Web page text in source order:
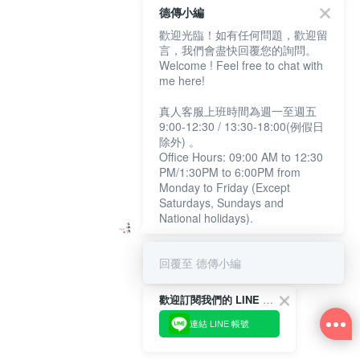
歡迎訂閱我們的 LINE 官方帳號
連結 LINE 帳號
德傳小編
歡迎光臨！如有任何問題，歡迎留
言，我們會盡快回覆您的詢問。
Welcome ! Feel free to chat with
me here!
真人客服上班時間為週一至週五
9:00-12:30 / 13:30-18:00(例假日
除外) 。
Office Hours: 09:00 AM to 12:30
PM/1:30PM to 6:00PM from
Monday to Friday (Except
Saturdays, Sundays and
National holidays).
回覆至 德傳小編